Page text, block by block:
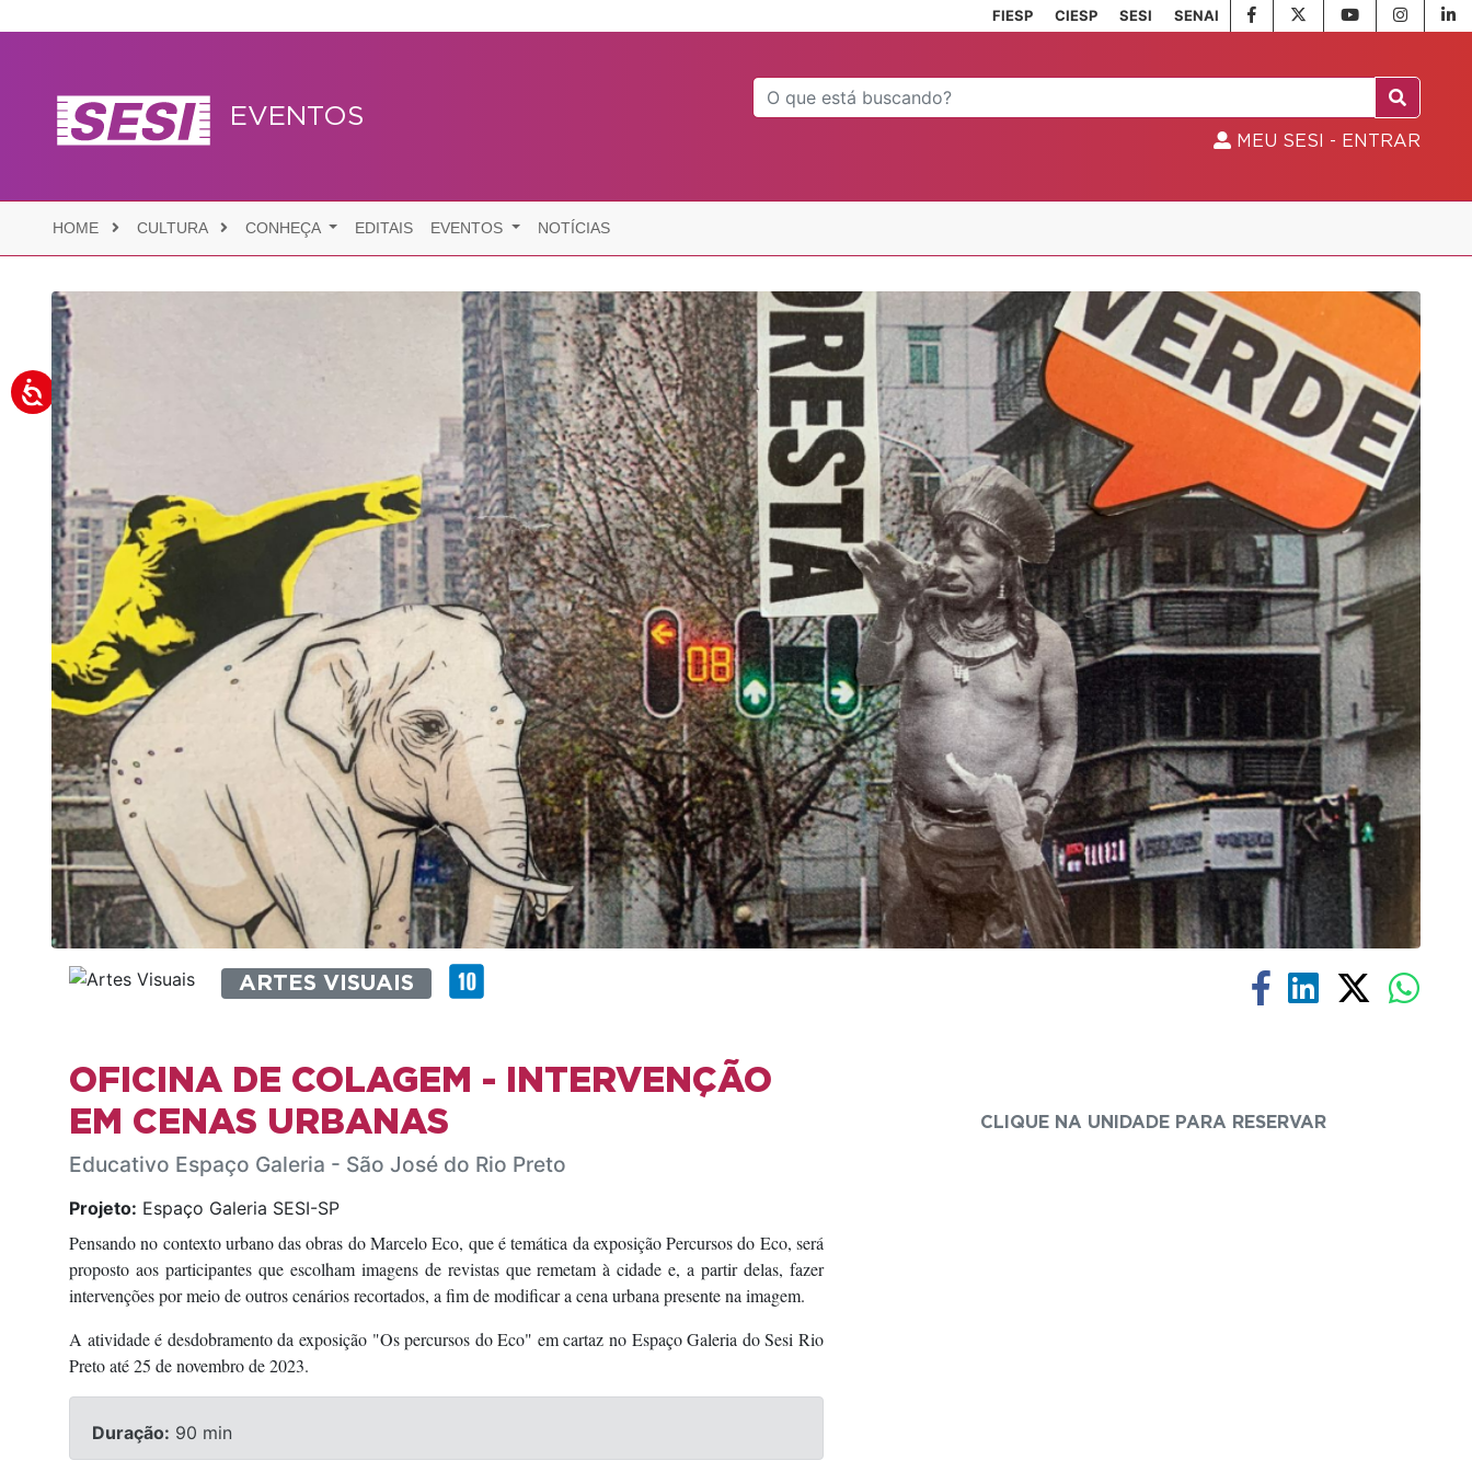
FIESP CIESP SESI SENAI
EVENTOS
MEU SESI - ENTRAR
HOME CULTURA CONHEÇA EDITAIS EVENTOS NOTÍCIAS
ARTES VISUAIS
OFICINA DE COLAGEM - INTERVENÇÃO
EM CENAS URBANAS
Educativo Espaço Galeria - São José do Rio Preto
Projeto: Espaço Galeria SESI-SP
Pensando no contexto urbano das obras do Marcelo Eco, que é temática da exposição Percursos do Eco, será
proposto aos participantes que escolham imagens de revistas que remetam à cidade e, a partir delas, fazer
intervenções por meio de outros cenários recortados, a fim de modificar a cena urbana presente na imagem.
A atividade é desdobramento da exposição "Os percursos do Eco" em cartaz no Espaço Galeria do Sesi Rio
Preto até 25 de novembro de 2023.
Duração: 90 min
CLIQUE NA UNIDADE PARA RESERVAR